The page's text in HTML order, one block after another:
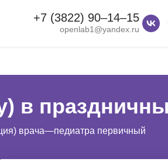
+7 (3822) 90‒14‒15
openlab1@yandex.ru
в
врача—педиатра первичный